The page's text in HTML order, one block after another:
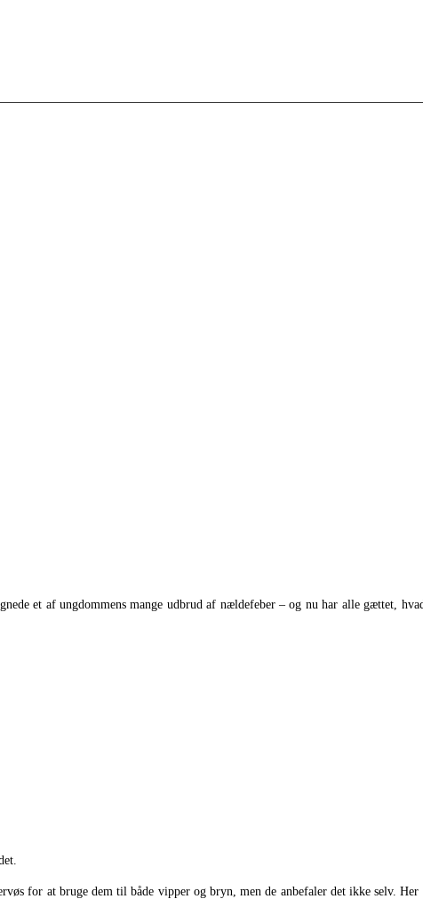
et af ungdommens mange udbrud af nældefeber – og nu har alle gættet,
for at bruge dem til både vipper og bryn, men de anbefaler det ikke selv. Her